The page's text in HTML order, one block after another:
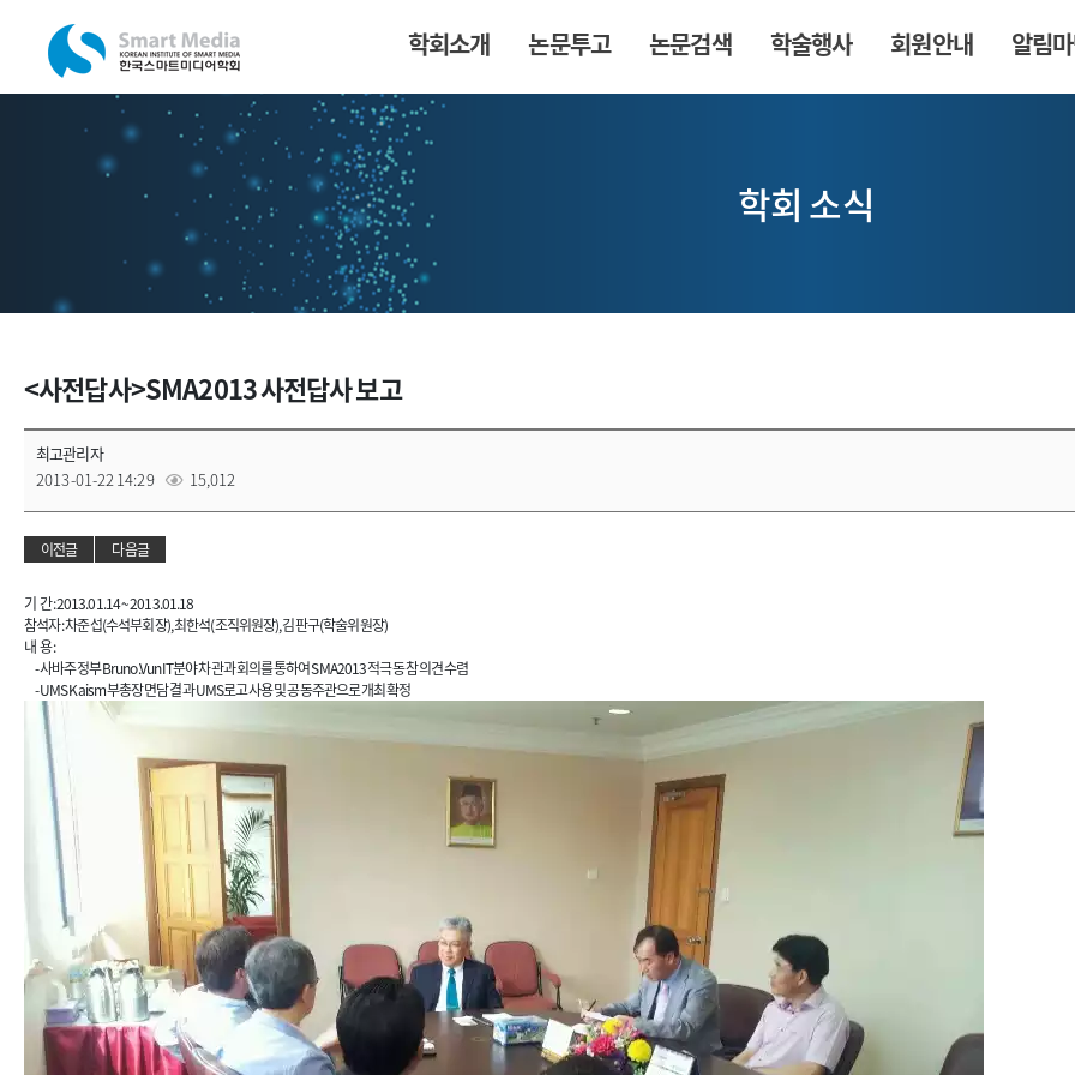
학회소개 논문투고 논문검색 학술행사 회원안내 알림
학회 소식
<사전답사>SMA2013 사전답사 보고
최고관리자
2013-01-22 14:29
15,012
이전글 다음글
기 간 : 2013.01.14 ~ 2013.01.18
참석자 : 차준섭(수석부회장), 최한석(조직위원장), 김판구(학술위원장)
내 용 :
- 사바주정부 Bruno.Vun IT분야 차관과 회의를 통하여 SMA2013 적극 동참 의견 수렴
- UMS Kaism 부총장 면담 결과 UMS로고 사용 및 공동주관으로 개최 확정